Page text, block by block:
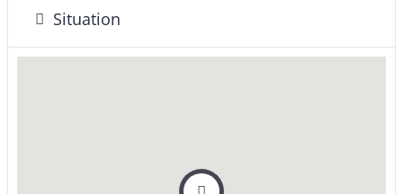
Situation